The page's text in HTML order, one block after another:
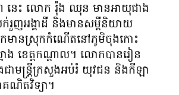
នេះ លោក រ៉ុង ឈុន មាន​អាយុ​ជាង
រួញ​អង្គាដី និង​មាន​សម្ដី​និយាយ​
ាន​ស្រុក​កំណើត​នៅ​ភូមិ​ចុងកោះ
ខេត្ត​កណ្ដាល។ លោក​បាន​រៀន​
ា​មន្ត្រី​ក្រសួង​អប់រំ យុវជន និង​កីឡា
គណិតវិទ្យា។